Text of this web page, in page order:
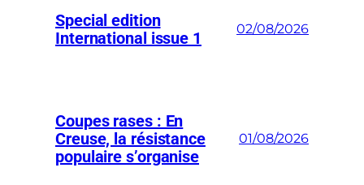
Special edition
International issue 1
02/08/2026
Coupes rases : En
Creuse, la résistance
populaire s’organise
01/08/2026